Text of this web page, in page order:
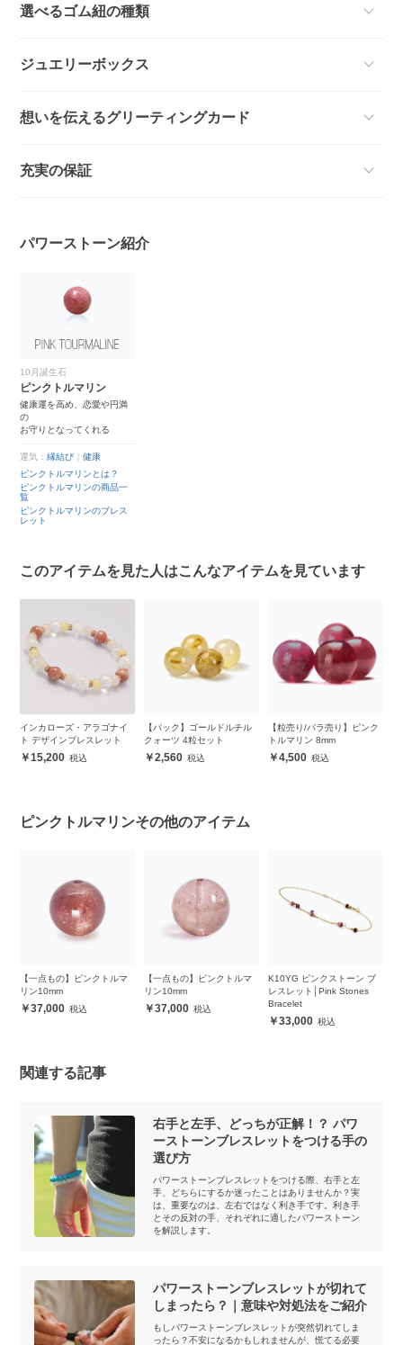
選べるゴム紐の種類
ジュエリーボックス
想いを伝えるグリーティングカード
充実の保証
パワーストーン紹介
10月誕生石
ピンクトルマリン
健康運を高め、恋愛や円満
の
お守りとなってくれる
運気：縁結び ｜健康
ピンクトルマリンとは？
ピンクトルマリンの商品一
覧
ピンクトルマリンのブレス
レット
このアイテムを見た人はこんなアイテムを見ています
インカローズ・アラゴナイ
ト デザインブレスレット
15,200
【パック】ゴールドルチル
クォーツ 4粒セット
2,560
【粒売り/バラ売り】ピンク
トルマリン 8mm
4,500
ピンクトルマリンその他のアイテム
【一点もの】ピンクトルマ
リン10mm
37,000
【一点もの】ピンクトルマ
リン10mm
37,000
K10YG ピンクストーン ブ
レスレット│Pink Stones
Bracelet
33,000
関連する記事
右手と左手、どっちが正解！？ パワ
ーストーンブレスレットをつける手の
選び方
パワーストーンブレスレットをつける際、右手と左
手、どちらにするか迷ったことはありませんか？実
は、重要なのは、左右ではなく利き手です。利き手
とその反対の手、それぞれに適したパワーストーン
を解説します。
パワーストーンブレスレットが切れて
しまったら？｜意味や対処法をご紹介
もしパワーストーンブレスレットが突然切れてしま
ったら？不安になるかもしれませんが、慌てる必要